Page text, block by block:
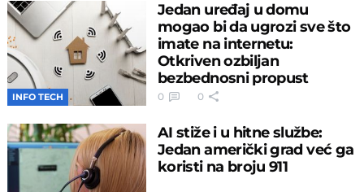
INFO TECH
Jedan uređaj u domu
mogao bi da ugrozi sve što
imate na internetu:
Otkriven ozbiljan
bezbednosni propust
0 0
AI stiže i u hitne službe:
Jedan američki grad već ga
koristi na broju 911